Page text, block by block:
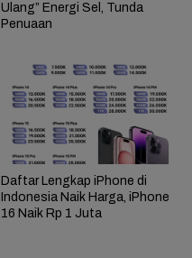
Ulang” Energi Sel, Tunda
Penuaan
Daftar Lengkap iPhone di
Indonesia Naik Harga, iPhone
16 Naik Rp 1 Juta